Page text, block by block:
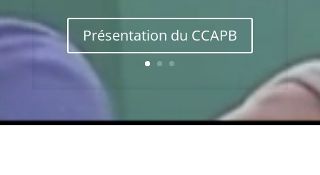
Présentation du CCAPB